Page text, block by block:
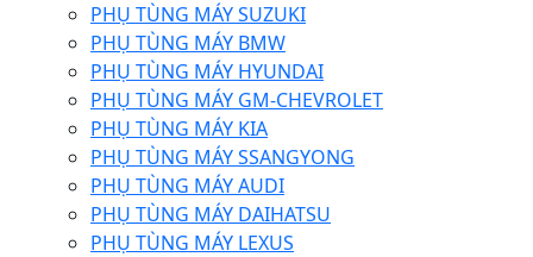
PHỤ TÙNG MÁY SUZUKI
PHỤ TÙNG MÁY BMW
PHỤ TÙNG MÁY HYUNDAI
PHỤ TÙNG MÁY GM-CHEVROLET
PHỤ TÙNG MÁY KIA
PHỤ TÙNG MÁY SSANGYONG
PHỤ TÙNG MÁY AUDI
PHỤ TÙNG MÁY DAIHATSU
PHỤ TÙNG MÁY LEXUS